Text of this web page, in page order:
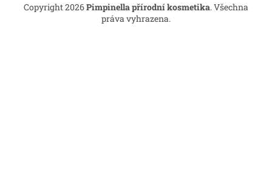
Copyright 2026Pimpinella přírodní kosmetika. Všechna
práva vyhrazena.